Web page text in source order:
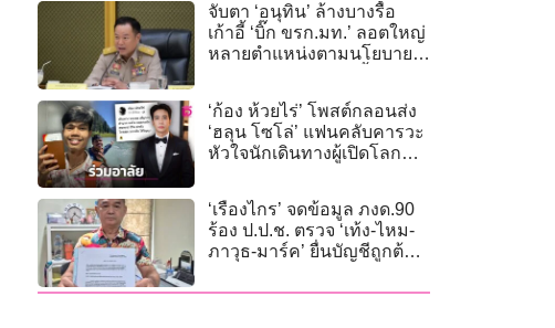
จับตา ‘อนุทิน’ ล้างบางรื้อ
เก้าอี้ ‘บิ๊ก ขรก.มท.’ ลอตใหญ่
หลายตำแหน่งตามนโยบายรี
‘ก้อง ห้วยไร่’ โพสต์กลอนส่ง
‘ฮลุน โซโล่’ แฟนคลับคารวะ
หัวใจนักเดินทางผู้เปิดโลก
‘เรืองไกร’ จดข้อมูล ภงด.90
ร้อง ป.ป.ช. ตรวจ ‘เท้ง-ไหม-
ภาวุธ-มาร์ค’ ยื่นบัญชีถูกต้อง